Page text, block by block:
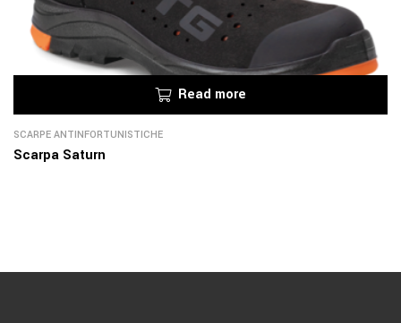
Read more
SCARPE ANTINFORTUNISTICHE
Scarpa Saturn